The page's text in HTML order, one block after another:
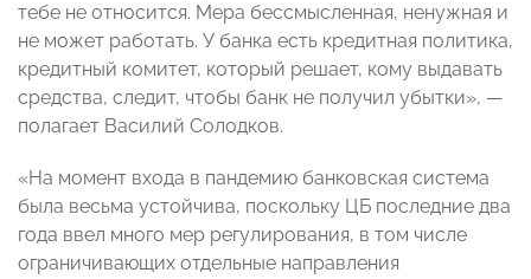
тебе не относится. Мера бессмысленная, ненужная и
не может работать. У банка есть кредитная политика,
кредитный комитет, который решает, кому выдавать
средства, следит, чтобы банк не получил убытки», —
полагает Василий Солодков.
«На момент входа в пандемию банковская система
была весьма устойчива, поскольку ЦБ последние два
года ввел много мер регулирования, в том числе
ограничивающих отдельные направления